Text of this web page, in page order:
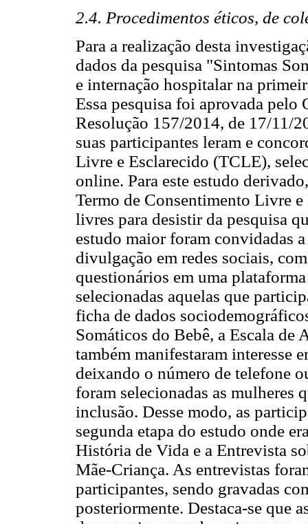
2.4. Procedimentos éticos, de
Para a realização desta
dados da pesquisa "Sintomas
e internação hospitalar na
Essa pesquisa foi aprovada
Resolução 157/2014, de 17/11/
suas participantes leram e
Livre e Esclarecido (TCLE),
online. Para este estudo
Termo de Consentimento Livre
livres para desistir da pesquisa
estudo maior foram convidadas
divulgação em redes sociais,
questionários em uma
selecionadas aquelas que
ficha de dados
Somáticos do Bebê, a Escala
também manifestaram interesse
deixando o número de telefone
foram selecionadas as mulheres
inclusão. Desse modo, as
segunda etapa do estudo onde
História de Vida e a Entrevista
Mãe-Criança. As entrevistas
participantes, sendo gravadas
posteriormente. Destaca-se que